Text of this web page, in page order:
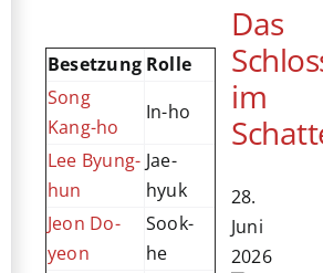
Besetzung Rolle
Song
Kang-ho
In-ho
Lee Byung-
hun
Jae-
hyuk
Jeon Do-
yeon
Sook-
he
Das
im
28.
Juni
2026